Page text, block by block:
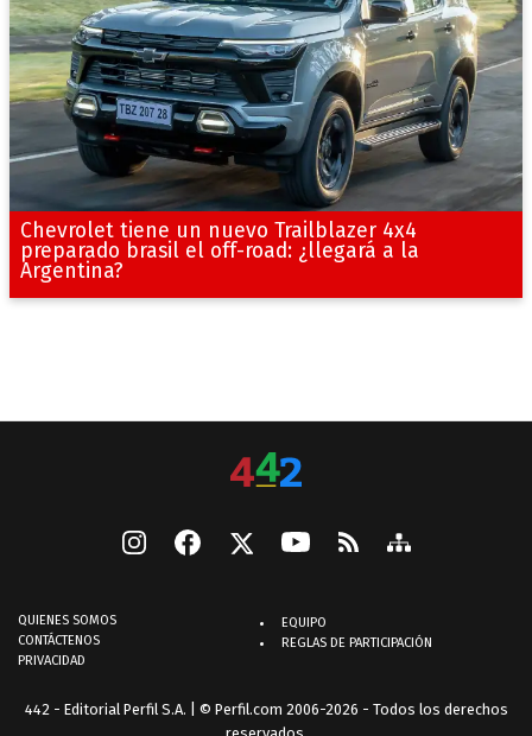
Chevrolet tiene un nuevo Trailblazer 4x4
preparado brasil el off-road: ¿llegará a la
Argentina?
QUIENES SOMOS
CONTÁCTENOS
PRIVACIDAD
EQUIPO
REGLAS DE PARTICIPACIÓN
442 - Editorial Perfil S.A. | © Perfil.com 2006-2026 - Todos los derechos